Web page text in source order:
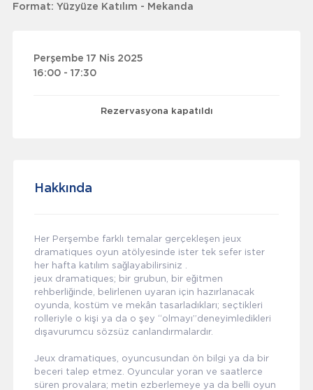
Format: Yüzyüze Katılım - Mekanda
Perşembe 17 Nis 2025
16:00 - 17:30
Rezervasyona kapatıldı
Hakkında
Her Perşembe farklı temalar gerçekleşen jeux
dramatiques oyun atölyesinde ister tek sefer ister
her hafta katılım sağlayabilirsiniz .
jeux dramatiques; bir grubun, bir eğitmen
rehberliğinde, belirlenen uyaran için hazırlanacak
oyunda, kostüm ve mekân tasarladıkları; seçtikleri
rolleriyle o kişi ya da o şey “olmayı”deneyimledikleri
dışavurumcu sözsüz canlandırmalardır.
Jeux dramatiques, oyuncusundan ön bilgi ya da bir
beceri talep etmez. Oyuncular yoran ve saatlerce
süren provalara; metin ezberlemeye ya da belli oyun